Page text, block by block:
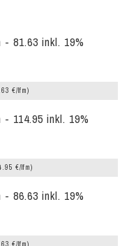
81.63 inkl. 19%
€/lfm)
114.95 inkl. 19%
€/lfm)
86.63 inkl. 19%